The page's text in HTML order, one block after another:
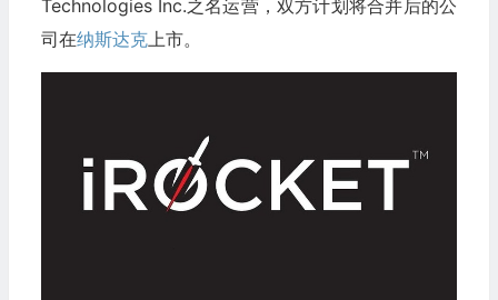
Technologies Inc.之名运营，双方计划将合并后的公
司在纳斯达克上市。